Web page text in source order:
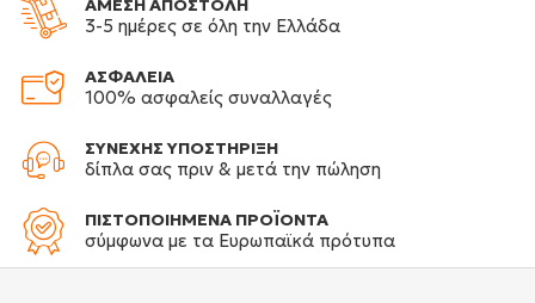
ΑΜΕΣΗ ΑΠΟΣΤΟΛΗ
3-5 ημέρες σε όλη την Ελλάδα
ΑΣΦΑΛΕΙΑ
100% ασφαλείς συναλλαγές
ΣΥΝΕΧΗΣ ΥΠΟΣΤΗΡΙΞΗ
δίπλα σας πριν & μετά την πώληση
ΠΙΣΤΟΠΟΙΗΜΕΝΑ ΠΡΟΪΟΝΤΑ
σύμφωνα με τα Ευρωπαϊκά πρότυπα